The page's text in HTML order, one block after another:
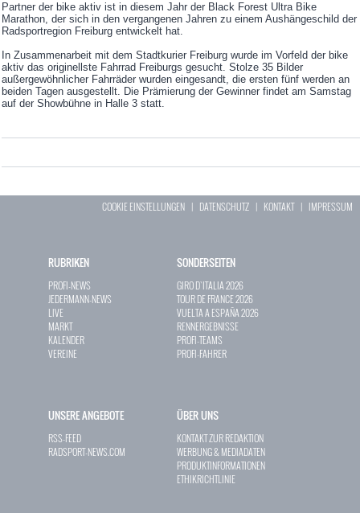
Partner der bike aktiv ist in diesem Jahr der Black Forest Ultra Bike
Marathon, der sich in den vergangenen Jahren zu einem Aushängeschild der
Radsportregion Freiburg entwickelt hat.
In Zusammenarbeit mit dem Stadtkurier Freiburg wurde im Vorfeld der bike
aktiv das originellste Fahrrad Freiburgs gesucht. Stolze 35 Bilder
außergewöhnlicher Fahrräder wurden eingesandt, die ersten fünf werden an
beiden Tagen ausgestellt. Die Prämierung der Gewinner findet am Samstag
auf der Showbühne in Halle 3 statt.
COOKIE EINSTELLUNGEN | DATENSCHUTZ | KONTAKT| IMPRESSUM
RUBRIKEN
PROFI-NEWS
JEDERMANN-NEWS
LIVE
MARKT
KALENDER
VEREINE
SONDERSEITEN
GIRO D`ITALIA 2026
TOUR DE FRANCE 2026
VUELTA A ESPAÑA 2026
RENNERGEBNISSE
PROFI-TEAMS
PROFI-FAHRER
UNSERE ANGEBOTE
RSS-FEED
RADSPORT-NEWS.COM
ÜBER UNS
KONTAKT ZUR REDAKTION
WERBUNG & MEDIADATEN
PRODUKTINFORMATIONEN
ETHIKRICHTLINIE